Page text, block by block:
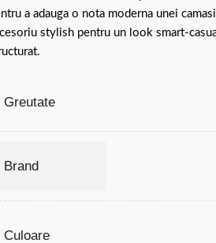
a adauga o nota moderna unei
stylish pentru un look smart-
Greutate
Brand
Culoare